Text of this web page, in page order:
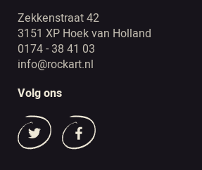
Zekkenstraat 42
3151 XP Hoek van Holland
0174 - 38 41 03
info@rockart.nl
Volg ons